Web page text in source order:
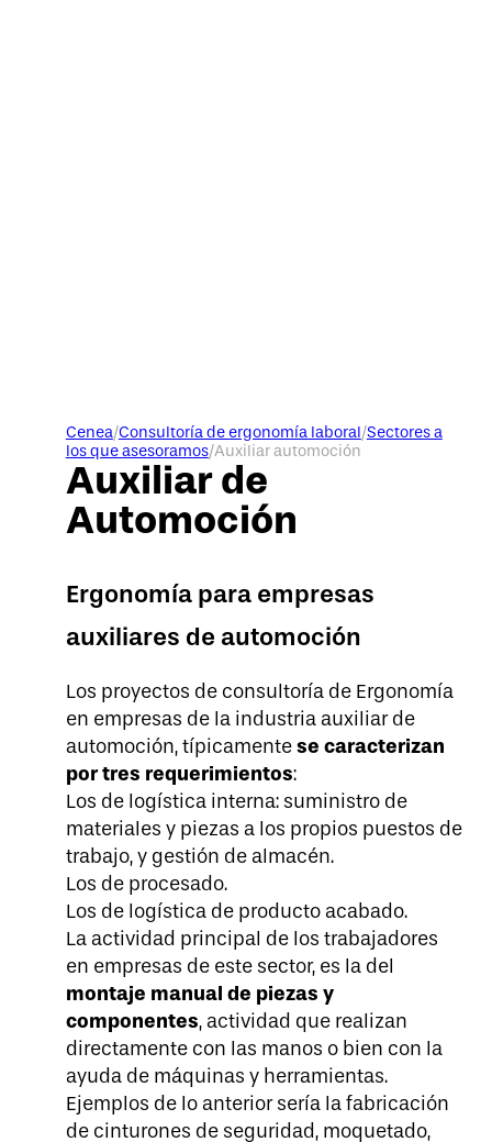
Cenea/Consultoría de ergonomía laboral/Sectores a
los que asesoramos/Auxiliar automoción
Auxiliar de
Automoción
Ergonomía para empresas
auxiliares de automoción
Los proyectos de consultoría de Ergonomía
en empresas de la industria auxiliar de
automoción, típicamentese caracterizan
por tres requerimientos:
Los de logística interna: suministro de
materiales y piezas a los propios puestos de
trabajo, y gestión de almacén.
Los de procesado.
Los de logística de producto acabado.
La actividad principal de los trabajadores
en empresas de este sector, es la del
montaje manual de piezas y
componentes, actividad que realizan
directamente con las manos o bien con la
ayuda de máquinas y herramientas.
Ejemplos de lo anterior sería la fabricación
de cinturones de seguridad, moquetado,